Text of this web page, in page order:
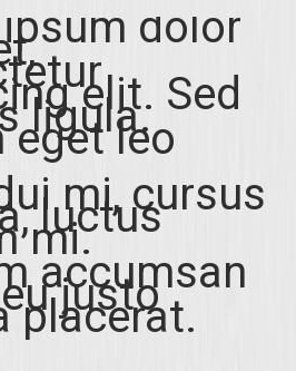
dolor
elit. Sed
ligula.
eget leo
mi, cursus
luctus
mi.
accumsan
justo
placerat.